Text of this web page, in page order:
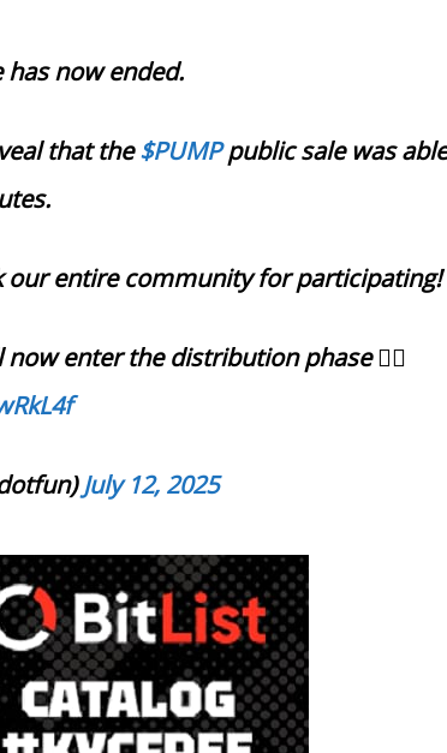
now ended.
that the$PUMPpublic sale was
our entire community for participating!
enter the distribution phase 👇🏻
July 12, 2025